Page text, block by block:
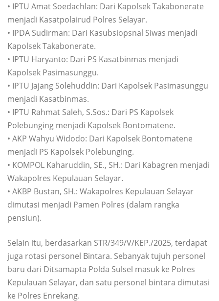
• IPTU Amat Soedachlan: Dari Kapolsek Takabonerate
menjadi Kasatpolairud Polres Selayar.
• IPDA Sudirman: Dari Kasubsiopsnal Siwas menjadi
Kapolsek Takabonerate.
• IPTU Haryanto: Dari PS Kasatbinmas menjadi
Kapolsek Pasimasunggu.
• IPTU Jajang Solehuddin: Dari Kapolsek Pasimasunggu
menjadi Kasatbinmas.
• IPTU Rahmat Saleh, S.Sos.: Dari PS Kapolsek
Polebunging menjadi Kapolsek Bontomatene.
• AKP Wahyu Widodo: Dari Kapolsek Bontomatene
menjadi PS Kapolsek Polebunging.
• KOMPOL Kaharuddin, SE., SH.: Dari Kabagren menjadi
Wakapolres Kepulauan Selayar.
• AKBP Bustan, SH.: Wakapolres Kepulauan Selayar
dimutasi menjadi Pamen Polres (dalam rangka
pensiun).
Selain itu, berdasarkan STR/349/V/KEP./2025, terdapat
juga rotasi personel Bintara. Sebanyak tujuh personel
baru dari Ditsamapta Polda Sulsel masuk ke Polres
Kepulauan Selayar, dan satu personel bintara dimutasi
ke Polres Enrekang.